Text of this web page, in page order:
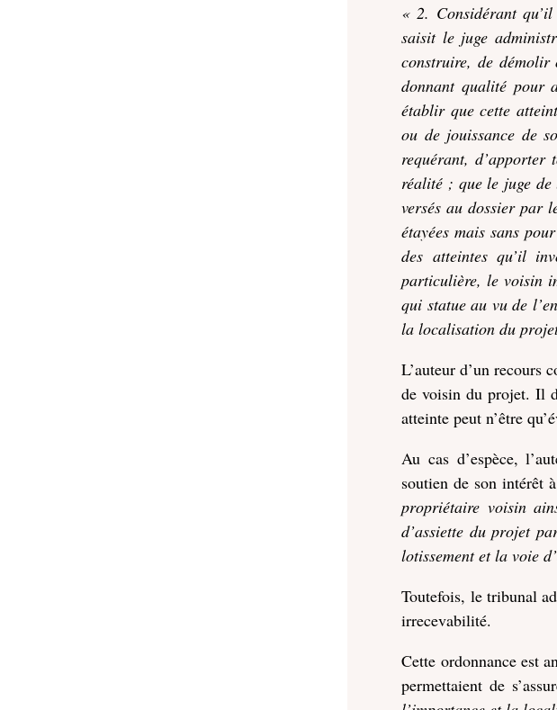
« 2. Considérant
saisit le juge
construire, de démolir
donnant qualité pour
établir que cette
ou de jouissance de
requérant, d’apporter
réalité ; que le juge de
versés au dossier par
étayées mais sans
des atteintes qu’il
particulière, le voisin
qui statue au vu de
la localisation du
L’auteur d’un recours
de voisin du projet. Il
atteinte peut n’être
Au cas d’espèce,
soutien de son intérêt
propriétaire voisin
d’assiette du projet
lotissement et la voie
Toutefois, le tribunal
irrecevabilité.
Cette ordonnance est
permettaient de